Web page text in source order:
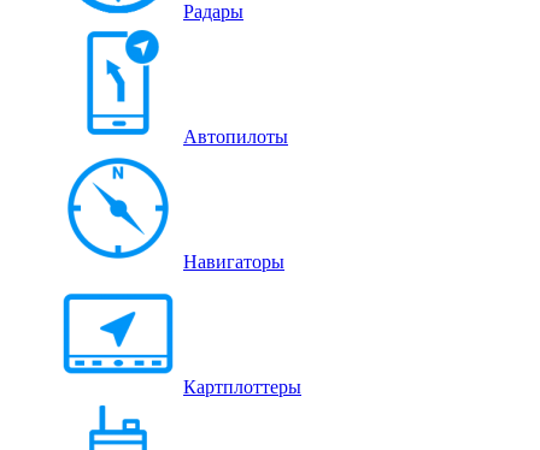
Радары
Автопилоты
Навигаторы
Картплоттеры